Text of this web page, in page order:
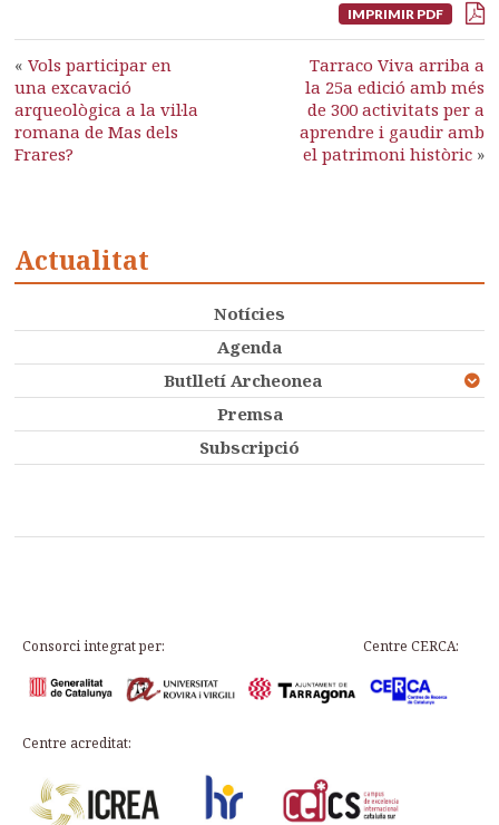
IMPRIMIR PDF
«Vols participar en
una excavació
arqueològica a la vil·la
romana de Mas dels
Frares?
Tarraco Viva arriba a
la 25a edició amb més
de 300 activitats per a
aprendre i gaudir amb
el patrimoni històric»
Actualitat
Notícies
Agenda
Butlletí Archeonea
Premsa
Subscripció
Consorci integrat per: Centre CERCA:
Centre acreditat: